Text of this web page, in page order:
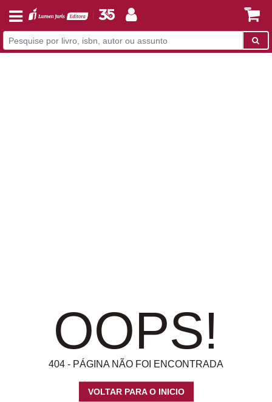
OOPS!
404 - PÁGINA NÃO FOI ENCONTRADA
VOLTAR PARA O INICIO